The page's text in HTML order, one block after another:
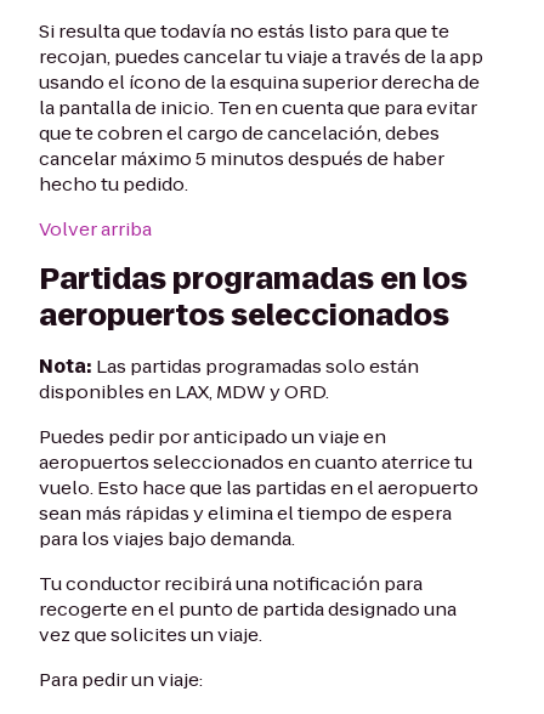
Si resulta que todavía no estás listo para que te
recojan, puedes cancelar tu viaje a través de la app
usando el ícono de la esquina superior derecha de
la pantalla de inicio. Ten en cuenta que para evitar
que te cobren el cargo de cancelación, debes
cancelar máximo 5 minutos después de haber
hecho tu pedido.
Volver arriba
Partidas programadas en los
aeropuertos seleccionados
Nota: Las partidas programadas solo están
disponibles en LAX, MDW y ORD.
Puedes pedir por anticipado un viaje en
aeropuertos seleccionados en cuanto aterrice tu
vuelo. Esto hace que las partidas en el aeropuerto
sean más rápidas y elimina el tiempo de espera
para los viajes bajo demanda.
Tu conductor recibirá una notificación para
recogerte en el punto de partida designado una
vez que solicites un viaje.
Para pedir un viaje: